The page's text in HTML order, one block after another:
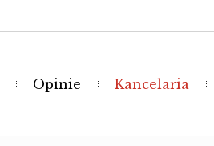
Opinie Kancelaria